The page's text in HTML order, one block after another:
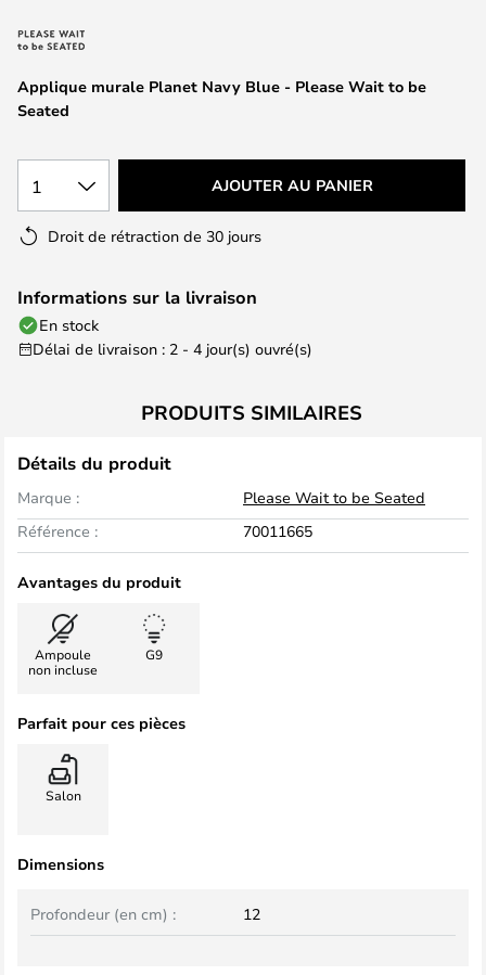
the
gallery
Applique murale Planet Navy Blue - Please Wait to be
Seated
1 AJOUTER AU PANIER
Droit de rétraction de 30 jours
Informations sur la livraison
En stock
Délai de livraison : 2 - 4 jour(s) ouvré(s)
PRODUITS SIMILAIRES
Détails du produit
Marque :
Please Wait to be Seated
Référence :
70011665
Avantages du produit
Ampoule
non incluse
G9
Parfait pour ces pièces
Salon
Dimensions
Profondeur (en cm) : 12